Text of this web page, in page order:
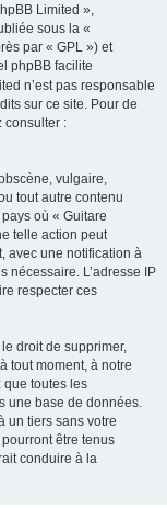
Limited »,
sous la «
par « GPL ») et
phpBB facilite
n’est pas responsable
sur ce site. Pour de
consulter :
vulgaire,
tout autre contenu
où « Guitare
telle action peut
avec une notification à
nécessaire. L’adresse IP
respecter ces
droit de supprimer,
tout moment, à notre
que toutes les
une base de données.
un tiers sans votre
être tenus
conduire à la